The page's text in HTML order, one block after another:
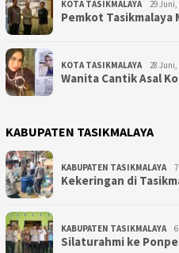
KOTA TASIKMALAYA 29 Juni,
Pemkot
KOTA TASIKMALAYA 28 Juni,
Wanita Cantik Asal
KABUPATEN TASIKMALAYA
KABUPATEN TASIKMALAYA
Kekeringan di
KABUPATEN TASIKMALAYA
Silaturahmi ke